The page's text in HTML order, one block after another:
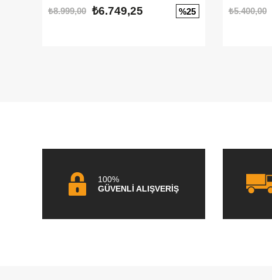
₺8.999,00 ₺6.749,25 %25
₺5.400,00
100%
GÜVENLİ ALIŞVERİŞ